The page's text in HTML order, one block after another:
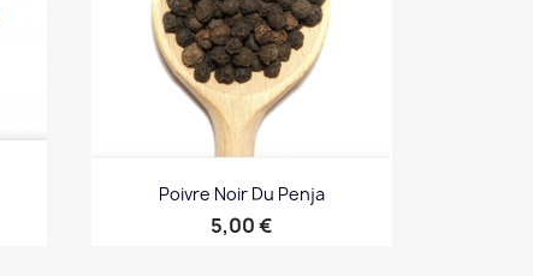
Poivre Noir Du Penja
Prix
5,00 €